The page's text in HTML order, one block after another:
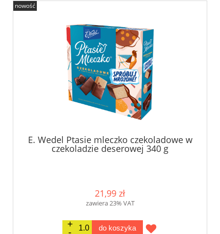
E. Wedel Ptasie mleczko czekoladowe w
czekoladzie deserowej 340 g
21,99 zł
zawiera 23% VAT
do koszyka
nowość